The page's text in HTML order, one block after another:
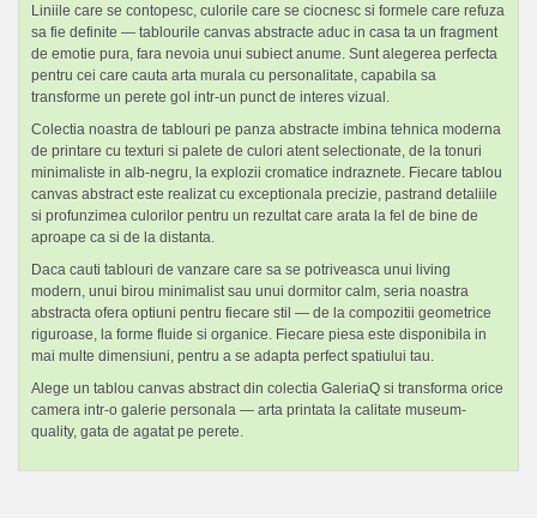
Liniile care se contopesc, culorile care se ciocnesc si formele care refuza
sa fie definite — tablourile canvas abstracte aduc in casa ta un fragment
de emotie pura, fara nevoia unui subiect anume. Sunt alegerea perfecta
pentru cei care cauta arta murala cu personalitate, capabila sa
transforme un perete gol intr-un punct de interes vizual.
Colectia noastra de tablouri pe panza abstracte imbina tehnica moderna
de printare cu texturi si palete de culori atent selectionate, de la tonuri
minimaliste in alb-negru, la explozii cromatice indraznete. Fiecare tablou
canvas abstract este realizat cu exceptionala precizie, pastrand detaliile
si profunzimea culorilor pentru un rezultat care arata la fel de bine de
aproape ca si de la distanta.
Daca cauti tablouri de vanzare care sa se potriveasca unui living
modern, unui birou minimalist sau unui dormitor calm, seria noastra
abstracta ofera optiuni pentru fiecare stil — de la compozitii geometrice
riguroase, la forme fluide si organice. Fiecare piesa este disponibila in
mai multe dimensiuni, pentru a se adapta perfect spatiului tau.
Alege un tablou canvas abstract din colectia GaleriaQ si transforma orice
camera intr-o galerie personala — arta printata la calitate museum-
quality, gata de agatat pe perete.